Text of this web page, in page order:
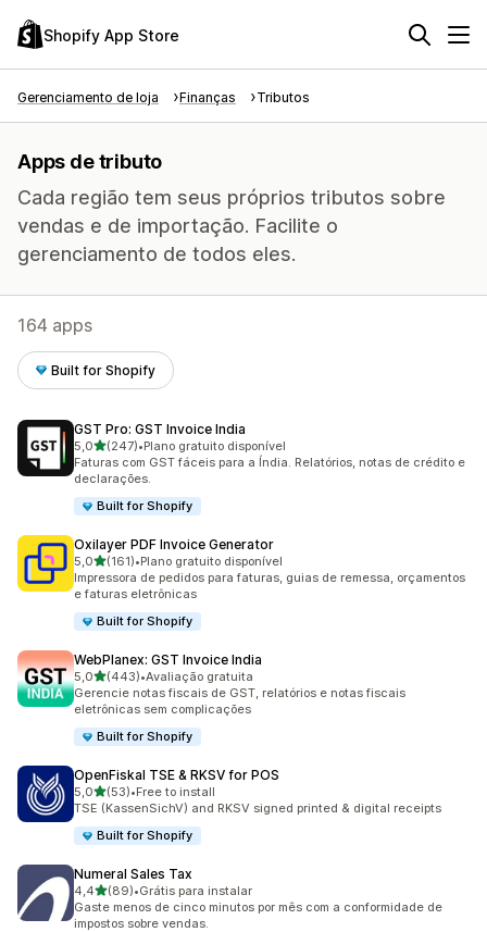
Shopify App Store
Gerenciamento de loja Finanças Tributos
Apps de tributo
Cada região tem seus próprios tributos sobre
vendas e de importação. Facilite o
gerenciamento de todos eles.
164 apps
Built for Shopify
GST Pro: GST Invoice India
5,0de 5 estrelas
(247)
247 avaliações ao todo
•Plano gratuito disponível
Faturas com GST fáceis para a Índia. Relatórios, notas de crédito e
declarações.
Built for Shopify
Oxilayer PDF Invoice Generator
5,0de 5 estrelas
(161)
161 avaliações ao todo
•Plano gratuito disponível
Impressora de pedidos para faturas, guias de remessa, orçamentos
e faturas eletrônicas
Built for Shopify
WebPlanex: GST Invoice India
5,0de 5 estrelas
(443)
443 avaliações ao todo
•Avaliação gratuita
Gerencie notas fiscais de GST, relatórios e notas fiscais
eletrônicas sem complicações
Built for Shopify
OpenFiskal TSE & RKSV for POS
5,0de 5 estrelas
(53)
53 avaliações ao todo
•Free to install
TSE (KassenSichV) and RKSV signed printed & digital receipts
Built for Shopify
Numeral Sales Tax
4,4de 5 estrelas
(89)
89 avaliações ao todo
•Grátis para instalar
Gaste menos de cinco minutos por mês com a conformidade de
impostos sobre vendas.